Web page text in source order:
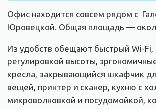
Офис находится совсем рядом с
Юровецкой. Общая площадь —
Из удобств обещают быстрый Wi-Fi,
регулировкой высоты,
кресла, закрывающийся шкафчик
вещей, принтер и сканер, кухню с
микроволновкой и посудомойкой,